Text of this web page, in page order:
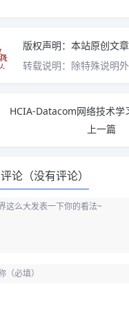
版权声明： 本站原创文
转载说明： 除特殊说明
HCIA-Datacom网络技术学
上一篇
评论（没有评论）